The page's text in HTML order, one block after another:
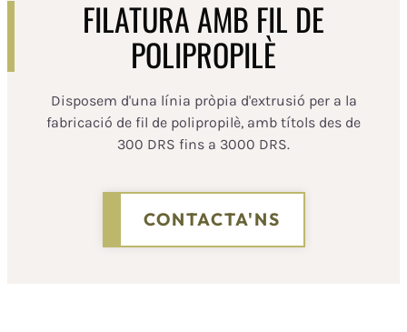
FILATURA AMB FIL DE
POLIPROPILÈ
Disposem d'una línia pròpia d'extrusió per a la
fabricació de fil de polipropilè, amb títols des de
300 DRS fins a 3000 DRS.
CONTACTA'NS